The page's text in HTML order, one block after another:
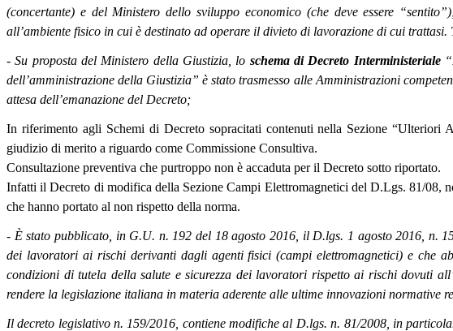
(concertante) e del Ministero dello sviluppo economico (che deve essere
all’ambiente fisico in cui è destinato ad operare il divieto di lavorazione di cui
- Su proposta del Ministero della Giustizia, lo schema di Decreto Interministeriale
dell’amministrazione della Giustizia” è stato trasmesso alle Amministrazioni
attesa dell’emanazione del Decreto;
In riferimento agli Schemi di Decreto sopracitati contenuti nella Sezione
giudizio di merito a riguardo come Commissione Consultiva.
Consultazione preventiva che purtroppo non è accaduta per il Decreto sotto riportato.
Infatti il Decreto di modifica della Sezione Campi Elettromagnetici del D.Lgs. 81/08,
che hanno portato al non rispetto della norma.
- È stato pubblicato, in G.U. n. 192 del 18 agosto 2016, il D.lgs. 1 agosto 2016, n.
dei lavoratori ai rischi derivanti dagli agenti fisici (campi elettromagnetici) e che
condizioni di tutela della salute e sicurezza dei lavoratori rispetto ai rischi dovuti
rendere la legislazione italiana in materia aderente alle ultime innovazioni normative
Il decreto legislativo n. 159/2016, contiene modifiche al D.lgs. n. 81/2008, in